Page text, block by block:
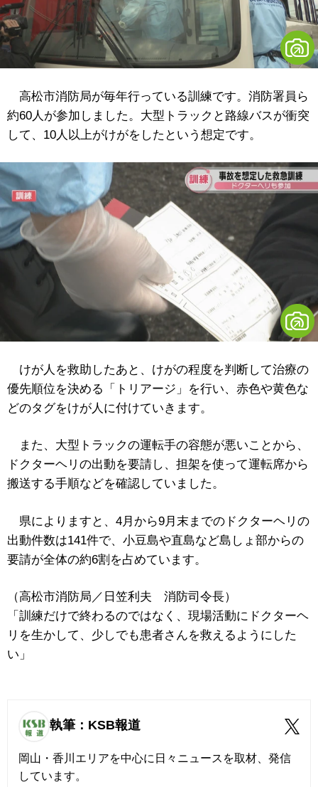
高松市消防局が毎年行っている訓練です。消防署員ら
約60人が参加しました。大型トラックと路線バスが衝突
して、10人以上がけがをしたという想定です。
けが人を救助したあと、けがの程度を判断して治療の
優先順位を決める「トリアージ」を行い、赤色や黄色な
どのタグをけが人に付けていきます。
また、大型トラックの運転手の容態が悪いことから、
ドクターヘリの出動を要請し、担架を使って運転席から
搬送する手順などを確認していました。
県によりますと、4月から9月末までのドクターヘリの
出動件数は141件で、小豆島や直島など島しょ部からの
要請が全体の約6割を占めています。
（高松市消防局／日笠利夫 消防司令長）
「訓練だけで終わるのではなく、現場活動にドクターヘ
リを生かして、少しでも患者さんを救えるようにした
い」
執筆：KSB報道
岡山・香川エリアを中心に日々ニュースを取材、発信
しています。